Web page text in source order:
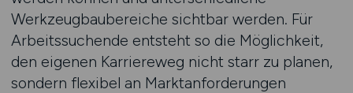
Werkzeugbaubereiche sichtbar werden. Für
Arbeitssuchende entsteht so die Möglichkeit,
den eigenen Karriereweg nicht starr zu planen,
sondern flexibel an Marktanforderungen